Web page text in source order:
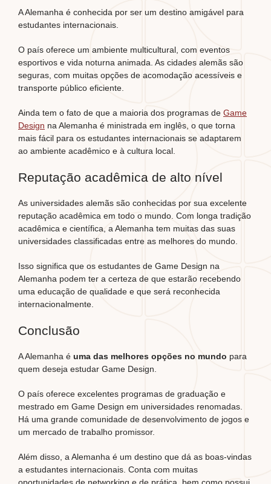
A Alemanha é conhecida por ser um destino amigável para
estudantes internacionais.
O país oferece um ambiente multicultural, com eventos
esportivos e vida noturna animada. As cidades alemãs são
seguras, com muitas opções de acomodação acessíveis e
transporte público eficiente.
Ainda tem o fato de que a maioria dos programas de Game
Design na Alemanha é ministrada em inglês, o que torna
mais fácil para os estudantes internacionais se adaptarem
ao ambiente acadêmico e à cultura local.
Reputação acadêmica de alto nível
As universidades alemãs são conhecidas por sua excelente
reputação acadêmica em todo o mundo. Com longa tradição
acadêmica e científica, a Alemanha tem muitas das suas
universidades classificadas entre as melhores do mundo.
Isso significa que os estudantes de Game Design na
Alemanha podem ter a certeza de que estarão recebendo
uma educação de qualidade e que será reconhecida
internacionalmente.
Conclusão
A Alemanha é uma das melhores opções no mundo para
quem deseja estudar Game Design.
O país oferece excelentes programas de graduação e
mestrado em Game Design em universidades renomadas.
Há uma grande comunidade de desenvolvimento de jogos e
um mercado de trabalho promissor.
Além disso, a Alemanha é um destino que dá as boas-vindas
a estudantes internacionais. Conta com muitas